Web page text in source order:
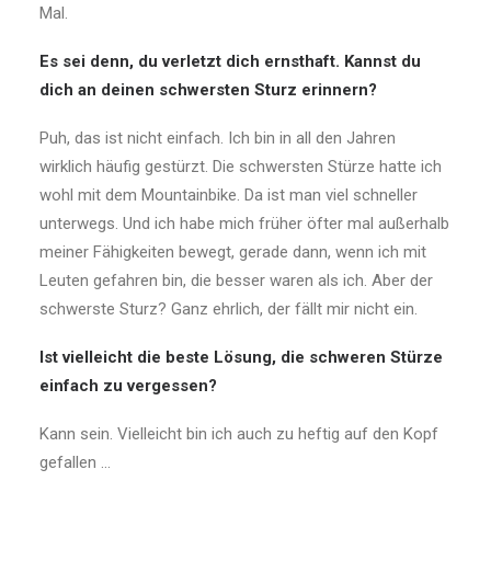
Mal.
Es sei denn, du verletzt dich ernsthaft. Kannst du
dich an deinen schwersten Sturz erinnern?
Puh, das ist nicht einfach. Ich bin in all den Jahren
wirklich häufig gestürzt. Die schwersten Stürze hatte ich
wohl mit dem Mountainbike. Da ist man viel schneller
unterwegs. Und ich habe mich früher öfter mal außerhalb
meiner Fähigkeiten bewegt, gerade dann, wenn ich mit
Leuten gefahren bin, die besser waren als ich. Aber der
schwerste Sturz? Ganz ehrlich, der fällt mir nicht ein.
Ist vielleicht die beste Lösung, die schweren Stürze
einfach zu vergessen?
Kann sein. Vielleicht bin ich auch zu heftig auf den Kopf
gefallen …